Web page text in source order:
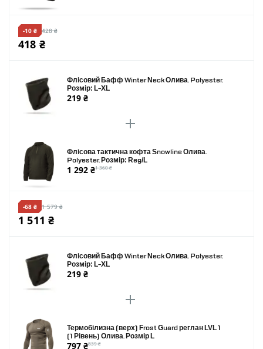
-10 ₴ 428 ₴
418 ₴
Флісовий Бафф Winter Neck Олива. Polyester.
Розмір: L-XL
219 ₴
Флісова тактична кофта Snowline Олива.
Polyester. Розмір: Reg/L
1 292 ₴1 360 ₴
-68 ₴ 1 579 ₴
1 511 ₴
Флісовий Бафф Winter Neck Олива. Polyester.
Розмір: L-XL
219 ₴
Термобілизна (верх) Frost Guard реглан LVL 1
(1 Рівень) Олива. Розмір L
797 ₴839 ₴